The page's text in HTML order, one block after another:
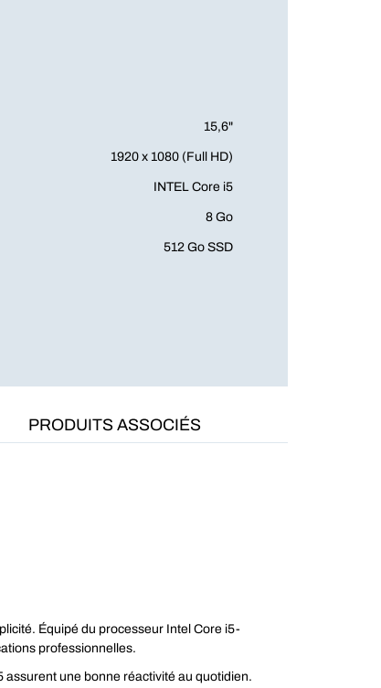
15,6"
1920 x 1080 (Full HD)
INTEL Core i5
8 Go
512 Go SSD
PRODUITS ASSOCIÉS
Équipé du processeur Intel Core i5-
professionnelles.
assurent une bonne réactivité au quotidien.